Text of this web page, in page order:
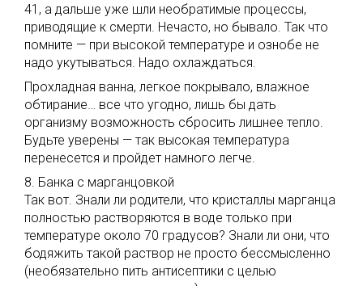
41, а дальше уже шли необратимые процессы,
приводящие к смерти. Нечасто, но бывало. Так что
помните — при высокой температуре и ознобе не
надо укутываться. Надо охлаждаться.
Прохладная ванна, легкое покрывало, влажное
обтирание… все что угодно, лишь бы дать
организму возможность сбросить лишнее тепло.
Будьте уверены — так высокая температура
перенесется и пройдет намного легче.
8. Банка с марганцовкой
Так вот. Знали ли родители, что кристаллы марганца
полностью растворяются в воде только при
температуре около 70 градусов? Знали ли они, что
бодяжить такой раствор не просто бессмысленно
(необязательно пить антисептики с целью